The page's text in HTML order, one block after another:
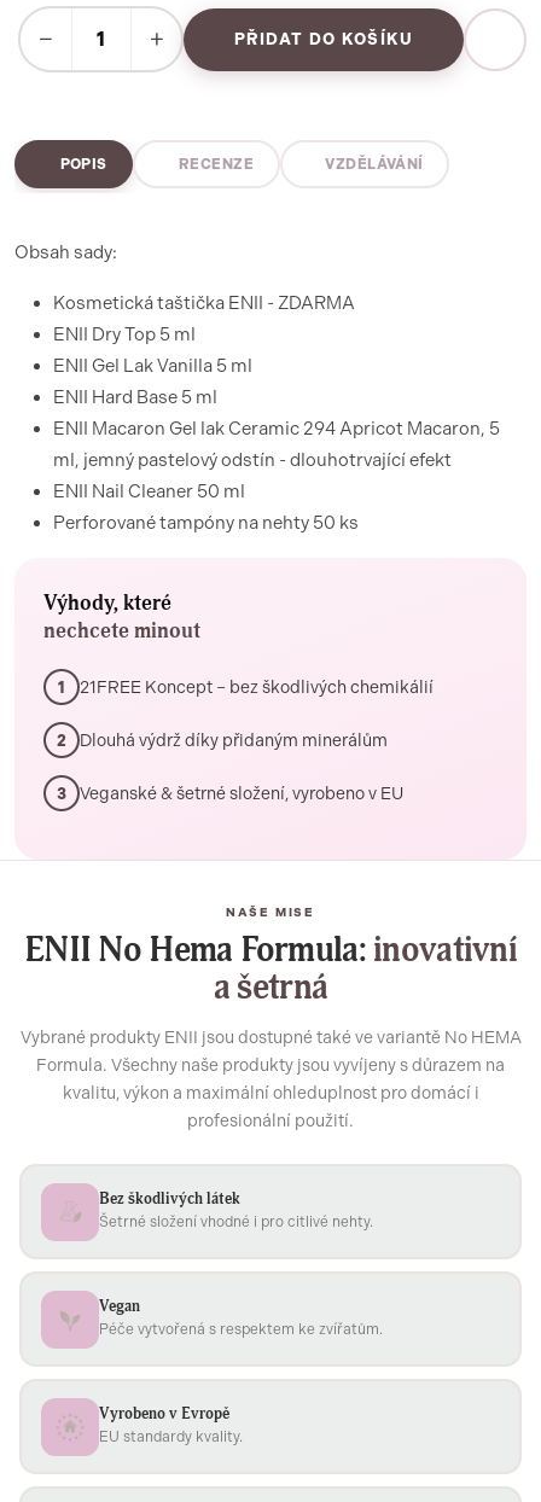
− + PŘIDAT DO KOŠÍKU
POPIS RECENZE VZDĚLÁVÁNÍ
Obsah sady:
Kosmetická taštička ENII - ZDARMA
ENII Dry Top 5 ml
ENII Gel Lak Vanilla 5 ml
ENII Hard Base 5 ml
ENII Macaron Gel lak Ceramic 294 Apricot Macaron, 5
ml, jemný pastelový odstín - dlouhotrvající efekt
ENII Nail Cleaner 50 ml
Perforované tampóny na nehty 50 ks
Výhody, které
nechcete minout
1 21FREE Koncept – bez škodlivých chemikálií
2 Dlouhá výdrž díky přidaným minerálům
3 Veganské & šetrné složení, vyrobeno v EU
NAŠE MISE
ENII No Hema Formula:inovativní
a šetrná
Vybrané produkty ENII jsou dostupné také ve variantě No HEMA
Formula. Všechny naše produkty jsou vyvíjeny s důrazem na
kvalitu, výkon a maximální ohleduplnost pro domácí i
profesionální použití.
Bez škodlivých látek
Šetrné složení vhodné i pro citlivé nehty.
Vegan
Péče vytvořená s respektem ke zvířatům.
Vyrobeno v Evropě
EU standardy kvality.